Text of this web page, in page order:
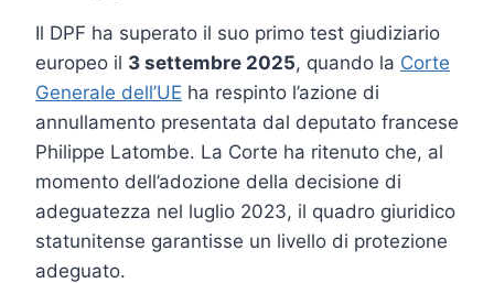
Il DPF ha superato il suo primo test giudiziario
europeo il 3 settembre 2025, quando la Corte
Generale dell’UE ha respinto l’azione di
annullamento presentata dal deputato francese
Philippe Latombe. La Corte ha ritenuto che, al
momento dell’adozione della decisione di
adeguatezza nel luglio 2023, il quadro giuridico
statunitense garantisse un livello di protezione
adeguato.